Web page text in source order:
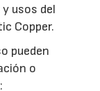
usos del
Copper.
pueden
o